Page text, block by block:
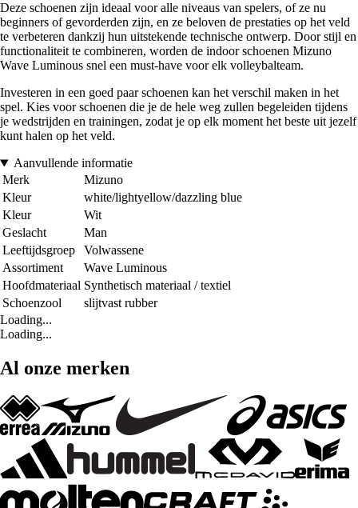
Deze schoenen zijn ideaal voor alle niveaus van spelers, of ze nu
beginners of gevorderden zijn, en ze beloven de prestaties op het veld
te verbeteren dankzij hun uitstekende technische ontwerp. Door stijl en
functionaliteit te combineren, worden de indoor schoenen Mizuno
Wave Luminous snel een must-have voor elk volleybalteam.
Investeren in een goed paar schoenen kan het verschil maken in het
spel. Kies voor schoenen die je de hele weg zullen begeleiden tijdens
je wedstrijden en trainingen, zodat je op elk moment het beste uit jezelf
kunt halen op het veld.
Aanvullende informatie
Merk
Mizuno
Kleur
white/lightyellow/dazzling blue
Kleur
Wit
Geslacht
Man
Leeftijdsgroep
Volwassene
Assortiment
Wave Luminous
Hoofdmateriaal Synthetisch materiaal / textiel
Schoenzool
slijtvast rubber
Loading...
Loading...
Al onze merken